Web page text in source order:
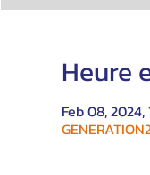
Heure
Feb 08, 2024,